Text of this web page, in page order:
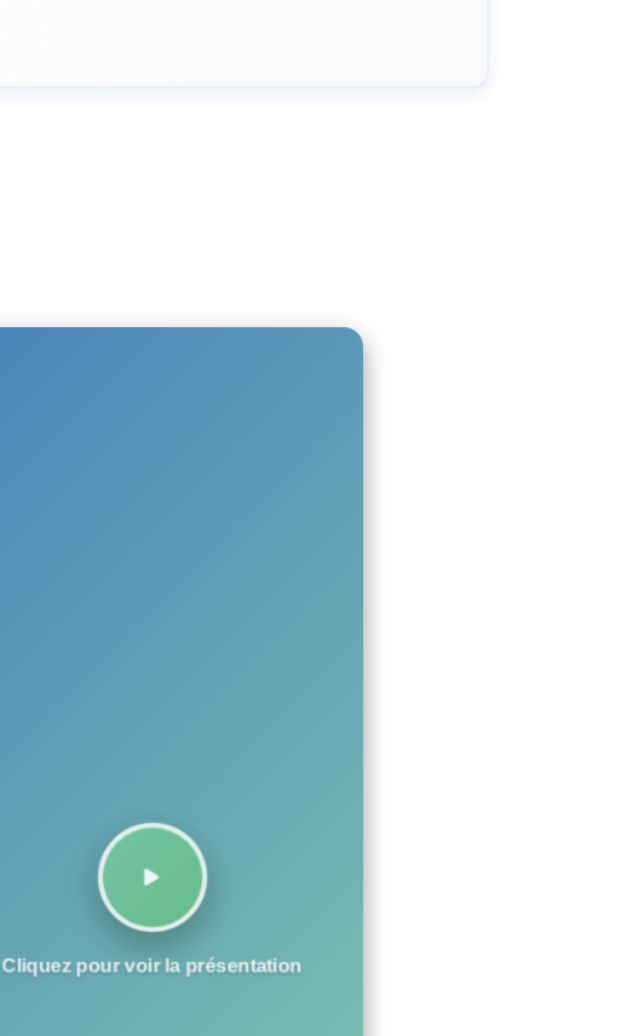
Cliquez pour voir la présentation